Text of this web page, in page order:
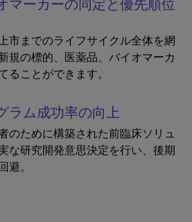
マーカーの同定と優先順位
市までのライフサイクル全体を網
規の標的、医薬品、バイオマーカ
ることができます。
ラム成功率の向上
のために構築された前臨床ソリュ
な研究開発意思決定を行い、後期
避。